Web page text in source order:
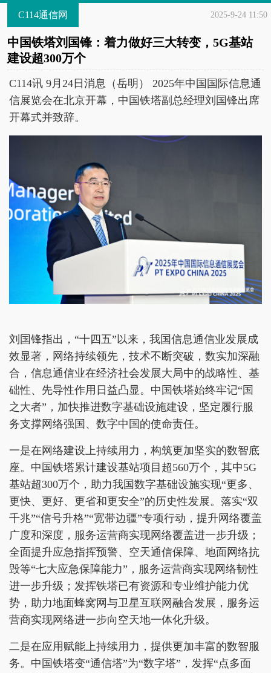
C114通信网 2025-9-24 11:50
中国铁塔刘国锋：着力做好三大转变，5G基站
建设超300万个
C114讯 9月24日消息（岳明） 2025年中国国际信息通
信展览会在北京开幕，中国铁塔副总经理刘国锋出席
开幕式并致辞。
刘国锋指出，“十四五”以来，我国信息通信业发展成
效显著，网络持续领先，技术不断突破，数实加深融
合，信息通信业在经济社会发展大局中的战略性、基
础性、先导性作用日益凸显。中国铁塔始终牢记“国
之大者”，加快推进数字基础设施建设，坚定履行服
务支撑网络强国、数字中国的使命责任。
一是在网络建设上持续用力，构筑更加坚实的数智底
座。中国铁塔累计建设基站项目超560万个，其中5G
基站超300万个，助力我国数字基础设施实现“更多、
更快、更好、更省和更安全”的历史性发展。落实“双
千兆”“信号升格”“宽带边疆”专项行动，提升网络覆盖
广度和深度，服务运营商实现网络覆盖进一步升级；
全面提升应急指挥预警、空天通信保障、地面网络抗
毁等“七大应急保障能力”，服务运营商实现网络韧性
进一步升级；发挥铁塔已有资源和专业维护能力优
势，助力地面蜂窝网与卫星互联网融合发展，服务运
营商实现网络进一步向空天地一体化升级。
二是在应用赋能上持续用力，提供更加丰富的数智服
务。中国铁塔变“通信塔”为“数字塔”，发挥“点多面